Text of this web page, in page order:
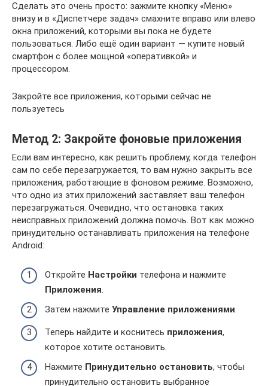
Сделать это очень просто: зажмите кнопку «Меню»
внизу и в «Диспетчере задач» смахните вправо или влево
окна приложений, которыми вы пока не будете
пользоваться. Либо ещё один вариант — купите новый
смартфон с более мощной «оперативкой» и
процессором.
Закройте все приложения, которыми сейчас не
пользуетесь
Метод 2: Закройте фоновые приложения
Если вам интересно, как решить проблему, когда телефон
сам по себе перезагружается, то вам нужно закрыть все
приложения, работающие в фоновом режиме. Возможно,
что одно из этих приложений заставляет ваш телефон
перезагружаться. Очевидно, что остановка таких
неисправных приложений должна помочь. Вот как можно
принудительно останавливать приложения на телефоне
Android:
Откройте Настройки телефона и нажмите
Приложения
Затем нажмите Управление приложениями.
Теперь найдите и коснитесь приложения,
которое хотите остановить.
Нажмите Принудительно остановить, чтобы
принудительно остановить выбранное